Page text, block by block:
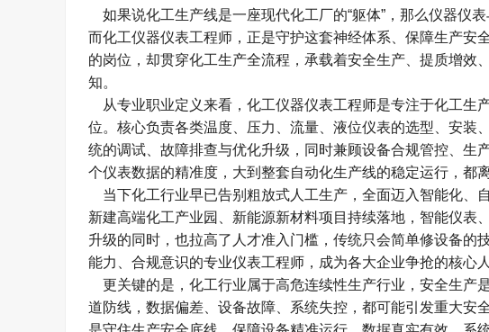
如果说化工生产线是一座现代化工厂的“躯体” ，那么仪器仪
而化工仪器仪表工程师，正是守护这套神经体系、保障生产安
的岗位，却贯穿化工生产全流程，承载着安全生产、提质增效
知。
从专业职业定义来看，化工仪器仪表工程师是专注于化工生
位。核心负责各类温度、压力、流量、液位仪表的选型、安装
统的调试、故障排查与优化升级，同时兼顾设备合规管控、生
个仪表数据的精准度，大到整套自动化生产线的稳定运行，都
当下化工行业早已告别粗放式人工生产，全面迈入智能化、
新建高端化工产业园、新能源新材料项目持续落地，智能仪表
升级的同时，也拉高了人才准入门槛，传统只会简单修设备的
能力、合规意识的专业仪表工程师，成为各大企业争抢的核心人
更关键的是，化工行业属于高危连续性生产行业，安全生产
道防线，数据偏差、设备故障、系统失控，都可能引发重大安